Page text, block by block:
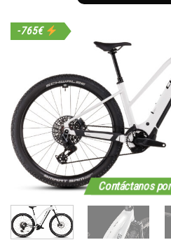
Contáctanos
-765€